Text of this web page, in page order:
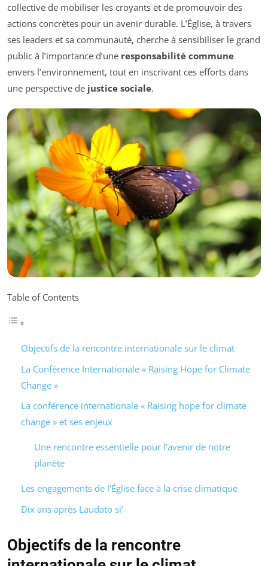
collective de mobiliser les croyants et de promouvoir des
actions concrètes pour un avenir durable. L’Église, à travers
ses leaders et sa communauté, cherche à sensibiliser le grand
public à l’importance d’une responsabilité commune
envers l’environnement, tout en inscrivant ces efforts dans
une perspective de justice sociale.
Table of Contents
Objectifs de la rencontre internationale sur le climat
La Conférence Internationale « Raising Hope for Climate
Change »
La conférence internationale « Raising hope for climate
change » et ses enjeux
Une rencontre essentielle pour l’avenir de notre
planète
Les engagements de l’Église face à la crise climatique
Dix ans après Laudato si’
Objectifs de la rencontre